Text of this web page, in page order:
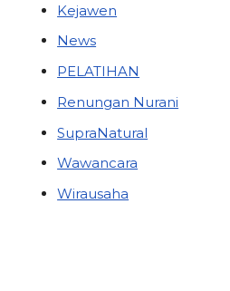
Kejawen
News
PELATIHAN
Renungan Nurani
SupraNatural
Wawancara
Wirausaha